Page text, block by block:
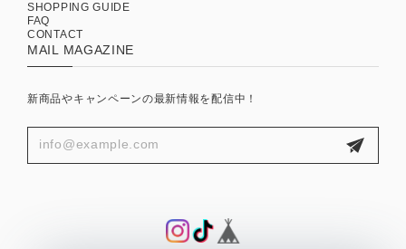
SHOPPING GUIDE
FAQ
CONTACT
MAIL MAGAZINE
新商品やキャンペーンの最新情報を配信中！